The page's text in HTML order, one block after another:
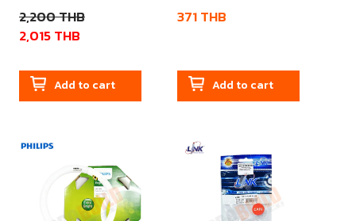
2,200THB
2,015THB
Add to cart
371THB
Add to cart